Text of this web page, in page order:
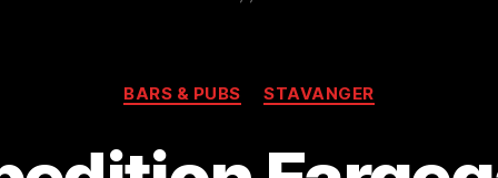
Kategorier
BARS & PUBS STAVANGER
A
r